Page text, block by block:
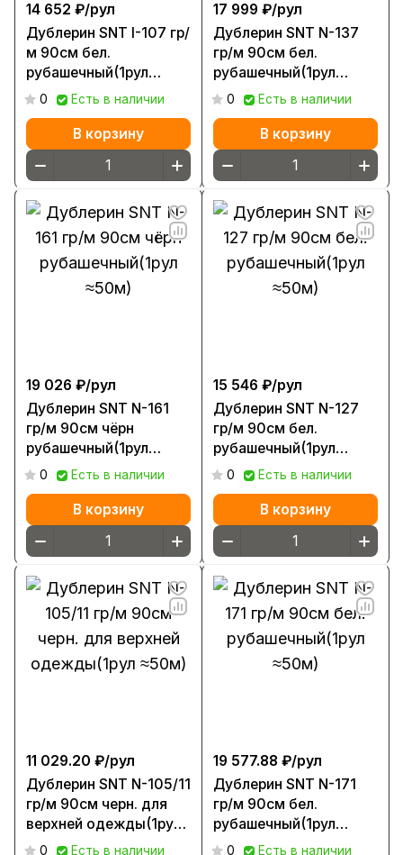
14 652 ₽/рул
Дублерин SNT I-107 гр/
м 90см бел.
рубашечный(1рул
≈50м)
0 Есть в наличии
В корзину
17 999 ₽/рул
Дублерин SNT N-137
гр/м 90см бел.
рубашечный(1рул
≈50м)
0 Есть в наличии
В корзину
19 026 ₽/рул
Дублерин SNT N-161
гр/м 90см чёрн
рубашечный(1рул
≈50м)
0 Есть в наличии
В корзину
15 546 ₽/рул
Дублерин SNT N-127
гр/м 90см бел.
рубашечный(1рул
≈50м)
0 Есть в наличии
В корзину
11 029.20 ₽/рул
Дублерин SNT N-105/11
гр/м 90см черн. для
верхней одежды(1рул
≈50м)
0 Есть в наличии
19 577.88 ₽/рул
Дублерин SNT N-171
гр/м 90см бел.
рубашечный(1рул
≈50м)
0 Есть в наличии